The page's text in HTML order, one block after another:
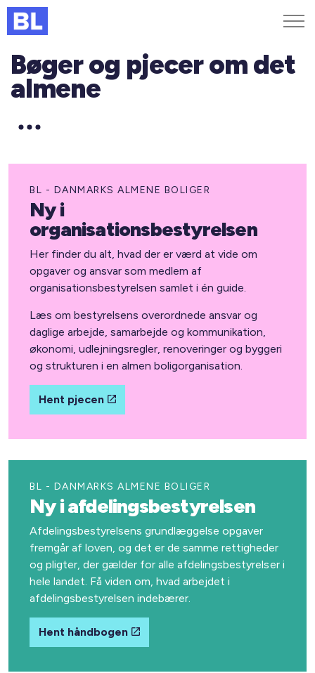
Genveje
Find medarbejder
Bøger og pjecer om det
almene
BL - DANMARKS ALMENE BOLIGER
Ny i
organisationsbestyrelsen
Her finder du alt, hvad der er værd at vide om
opgaver og ansvar som medlem af
organisationsbestyrelsen samlet i én guide.
Læs om bestyrelsens overordnede ansvar og
daglige arbejde, samarbejde og kommunikation,
økonomi, udlejningsregler, renoveringer og byggeri
og strukturen i en almen boligorganisation.
Hent pjecen
BL - DANMARKS ALMENE BOLIGER
Ny i afdelingsbestyrelsen
Afdelingsbestyrelsens grundlæggelse opgaver
fremgår af loven, og det er de samme rettigheder
og pligter, der gælder for alle afdelingsbestyrelser i
hele landet. Få viden om, hvad arbejdet i
afdelingsbestyrelsen indebærer.
Hent håndbogen